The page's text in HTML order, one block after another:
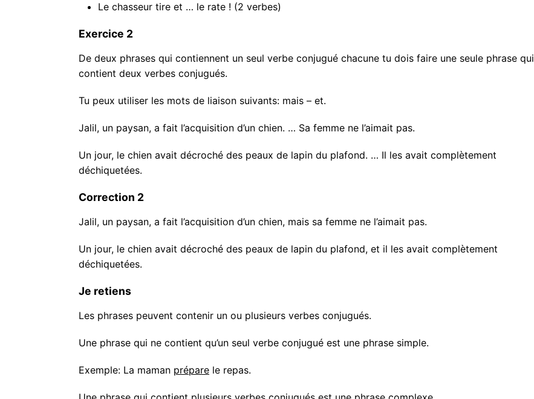
Le chasseur tire et … le rate ! (2 verbes)
Exercice 2
De deux phrases qui contiennent un seul verbe conjugué chacune tu dois faire une seule phrase qui
contient deux verbes conjugués.
Tu peux utiliser les mots de liaison suivants: mais – et.
Jalil, un paysan, a fait l’acquisition d’un chien. … Sa femme ne l’aimait pas.
Un jour, le chien avait décroché des peaux de lapin du plafond. … Il les avait complètement
déchiquetées.
Correction 2
Jalil, un paysan, a fait l’acquisition d’un chien, mais sa femme ne l’aimait pas.
Un jour, le chien avait décroché des peaux de lapin du plafond, et il les avait complètement
déchiquetées.
Je retiens
Les phrases peuvent contenir un ou plusieurs verbes conjugués.
Une phrase qui ne contient qu’un seul verbe conjugué est une phrase simple.
Exemple: La maman prépare le repas.